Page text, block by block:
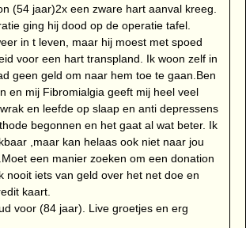
(54 jaar)2x een zware hart aanval kreeg.
ging hij dood op de operatie tafel.
in t leven, maar hij moest met spoed
voor een hart transpland. Ik woon zelf in
geen geld om naar hem toe te gaan.Ben
en mij Fibromialgia geeft mij heel veel
en leefde op slaap en anti depressens
begonnen en het gaat al wat beter. Ik
,maar kan helaas ook niet naar jou
een manier zoeken om een donation
nooit iets van geld over het net doe en
kaart.
voor (84 jaar). Live groetjes en erg